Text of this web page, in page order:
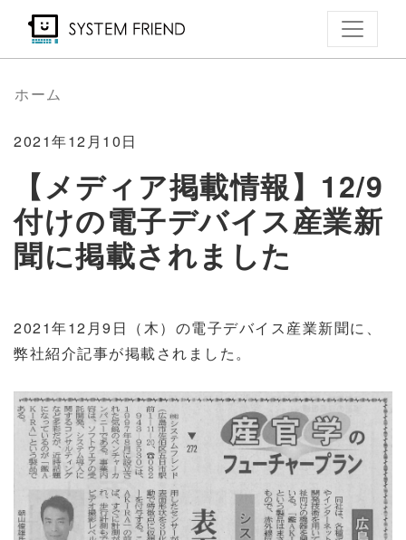
ン
コ
テ
に
移
動
ホーム
2021年12月10日
【メディア掲載情報】12/9
付けの電子デバイス産業新
聞に掲載されました
2021年12月9日（木）の電子デバイス産業新聞に、
弊社紹介記事が掲載されました。